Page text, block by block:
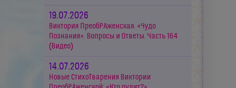
19.07.2026
Виктория ПреобРАженская. «Чудо
Познания». Вопросы и Ответы. Часть 164
(Видео)
14.07.2026
Новые СтихоТварения Виктории